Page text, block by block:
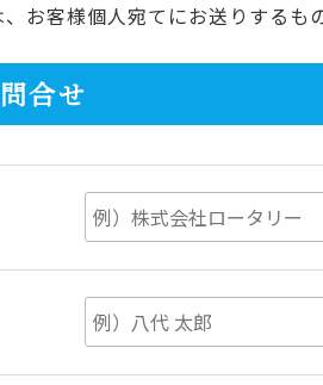
お客様個人宛てにお送りするも
合せ